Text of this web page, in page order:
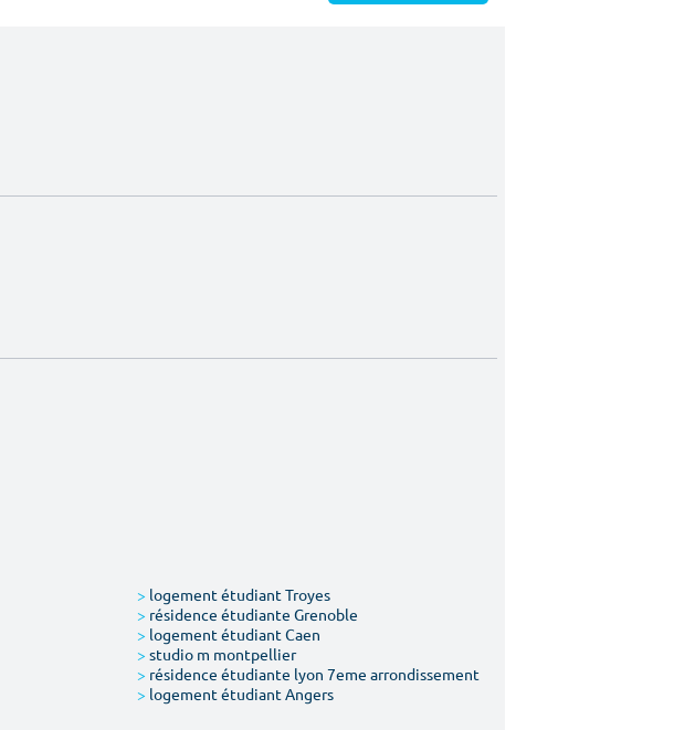
> logement étudiant Troyes
> résidence étudiante Grenoble
> logement étudiant Caen
> studio m montpellier
> résidence étudiante lyon 7eme arrondissement
> logement étudiant Angers